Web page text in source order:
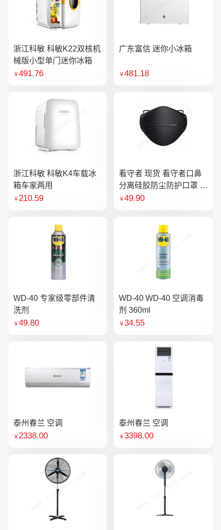
浙江科敏 科敏K22双核机
械版小型单门迷你冰箱
￥491.76
广东富信 迷你小冰箱
￥481.18
浙江科敏 科敏K4车载冰
箱车家两用
￥210.59
看守者 现货 看守者口鼻
分离硅胶防尘防护口罩 1
个口罩含10片滤芯
￥49.90
WD-40 专家级零部件清
洗剂
￥49.80
WD-40 WD-40 空调消毒
剂 360ml
￥34.55
泰州春兰 空调
￥2338.00
泰州春兰 空调
￥3398.00